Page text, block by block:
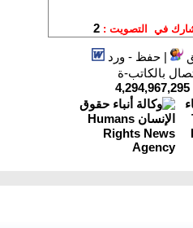
|حفظ - ورد
بالكاتب-ة
4,294,967,295